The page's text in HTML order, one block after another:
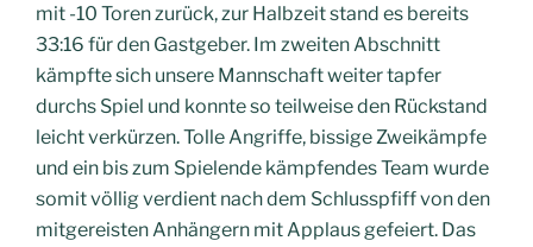
mit -10 Toren zurück, zur Halbzeit stand es bereits
33:16 für den Gastgeber. Im zweiten Abschnitt
kämpfte sich unsere Mannschaft weiter tapfer
durchs Spiel und konnte so teilweise den Rückstand
leicht verkürzen. Tolle Angriffe, bissige Zweikämpfe
und ein bis zum Spielende kämpfendes Team wurde
somit völlig verdient nach dem Schlusspfiff von den
mitgereisten Anhängern mit Applaus gefeiert. Das